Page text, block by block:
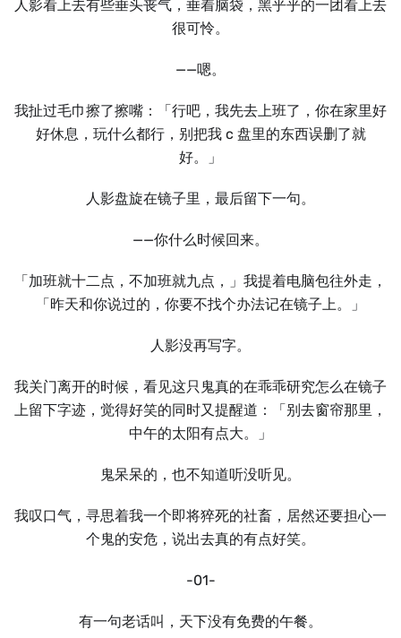
人影看上去有些垂头丧气，垂着脑袋，黑乎乎的一团看上去
很可怜。
——嗯。
我扯过毛巾擦了擦嘴：「行吧，我先去上班了，你在家里好
好休息，玩什么都行，别把我 c 盘里的东西误删了就
好。」
人影盘旋在镜子里，最后留下一句。
——你什么时候回来。
「加班就十二点，不加班就九点，」我提着电脑包往外走，
「昨天和你说过的，你要不找个办法记在镜子上。」
人影没再写字。
我关门离开的时候，看见这只鬼真的在乖乖研究怎么在镜子
上留下字迹，觉得好笑的同时又提醒道：「别去窗帘那里，
中午的太阳有点大。」
鬼呆呆的，也不知道听没听见。
我叹口气，寻思着我一个即将猝死的社畜，居然还要担心一
个鬼的安危，说出去真的有点好笑。
-01-
有一句老话叫，天下没有免费的午餐。